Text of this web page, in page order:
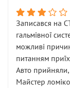
Записався на
гальмівної
можливі
питанням
Авто
Майстер